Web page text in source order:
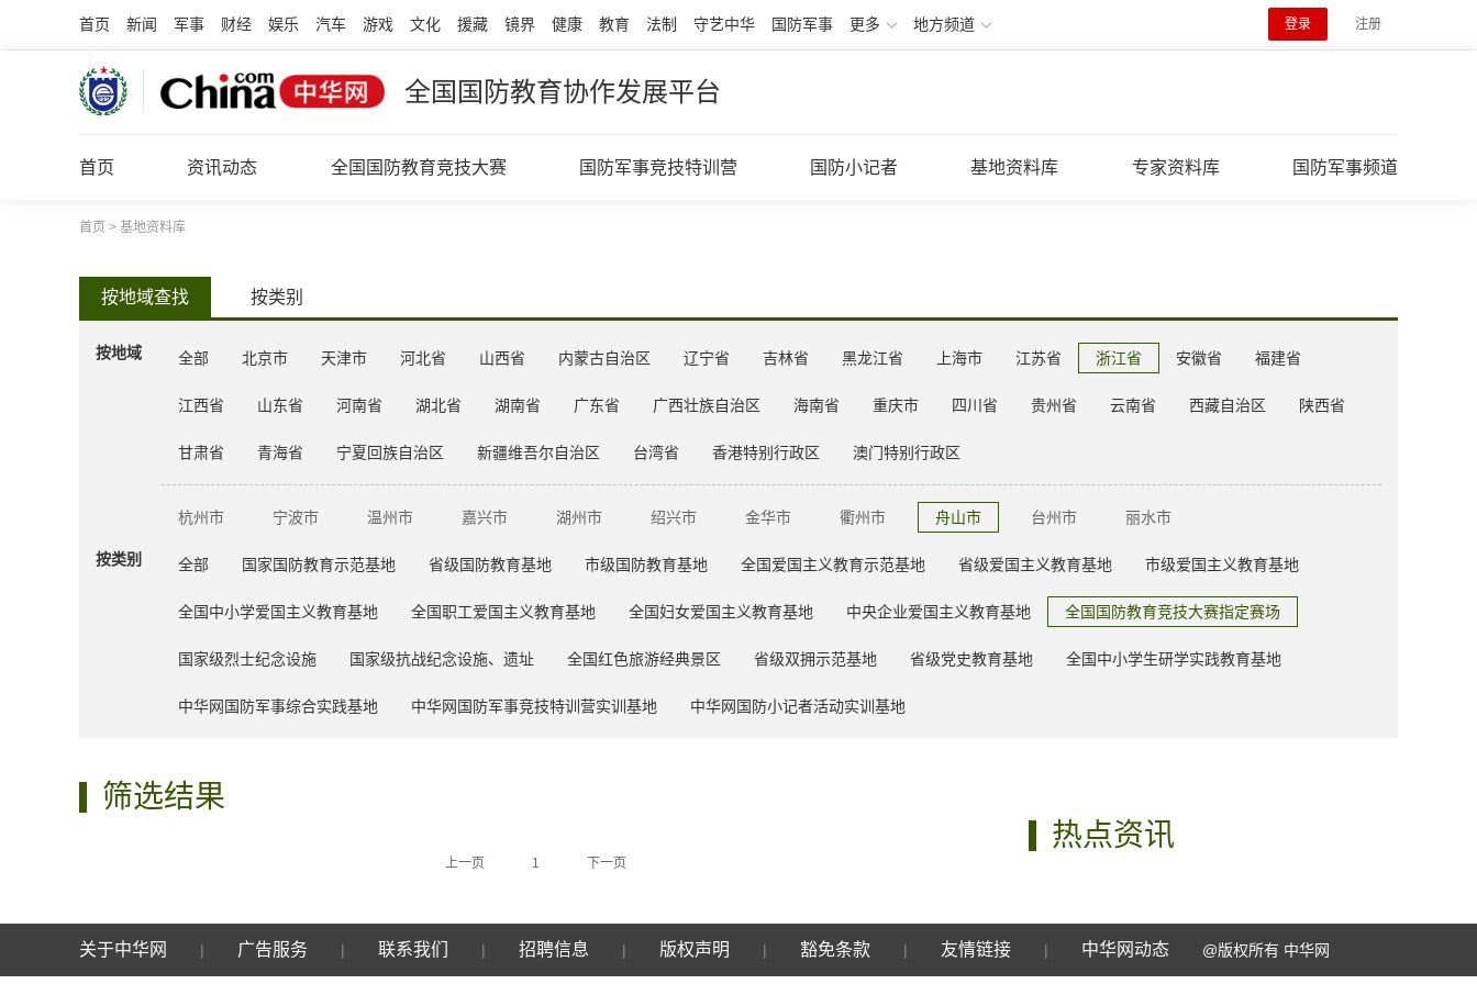
首页 新闻 军事 财经 娱乐 汽车 游戏 文化 援藏 镜界 健康 教育 法制 守艺中华 国防军事 更多 地方频道 登录 注册
全国国防教育协作发展平台
首页 资讯动态 全国国防教育竞技大赛 国防军事竞技特训营 国防小记者 基地资料库 专家资料库 国防军事频道
首页 > 基地资料库
按地域查找 按类别
按地域 全部 北京市 天津市 河北省 山西省 内蒙古自治区 辽宁省 吉林省 黑龙江省 上海市 江苏省 浙江省 安徽省 福建省
江西省 山东省 河南省 湖北省 湖南省 广东省 广西壮族自治区 海南省 重庆市 四川省 贵州省 云南省 西藏自治区 陕西省
甘肃省 青海省 宁夏回族自治区 新疆维吾尔自治区 台湾省 香港特别行政区 澳门特别行政区
杭州市 宁波市 温州市 嘉兴市 湖州市 绍兴市 金华市 衢州市 舟山市 台州市 丽水市
按类别 全部 国家国防教育示范基地 省级国防教育基地 市级国防教育基地 全国爱国主义教育示范基地 省级爱国主义教育基地 市级爱国主义教育基地
全国中小学爱国主义教育基地 全国职工爱国主义教育基地 全国妇女爱国主义教育基地 中央企业爱国主义教育基地 全国国防教育竞技大赛指定赛场
国家级烈士纪念设施 国家级抗战纪念设施、遗址 全国红色旅游经典景区 省级双拥示范基地 省级党史教育基地 全国中小学生研学实践教育基地
中华网国防军事综合实践基地 中华网国防军事竞技特训营实训基地 中华网国防小记者活动实训基地
筛选结果
上一页 1 下一页
热点资讯
关于中华网 | 广告服务 | 联系我们 | 招聘信息 | 版权声明 | 豁免条款 | 友情链接 | 中华网动态 @版权所有 中华网